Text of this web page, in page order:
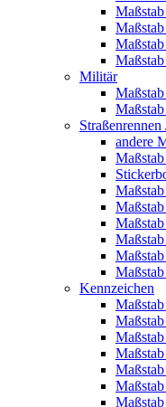
Militär
andere
Kennzeichen